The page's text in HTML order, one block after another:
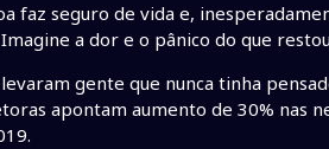
faz seguro de vida e,
a dor e o pânico do que
gente que nunca tinha
apontam aumento de 30% nas